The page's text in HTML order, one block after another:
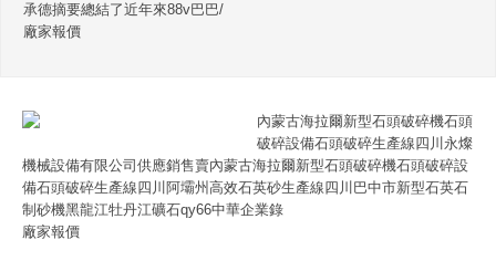
承德摘要總結了近年來88v巴巴/
廠家報價
內蒙古海拉爾新型石頭破碎機石頭
破碎設備石頭破碎生產線四川永燦
機械設備有限公司供應銷售賣內蒙古海拉爾新型石頭破碎機石頭破碎設
備石頭破碎生產線四川阿壩州高效石英砂生產線四川巴中市新型石英石
制砂機黑龍江牡丹江礦石qy66中華企業錄
廠家報價